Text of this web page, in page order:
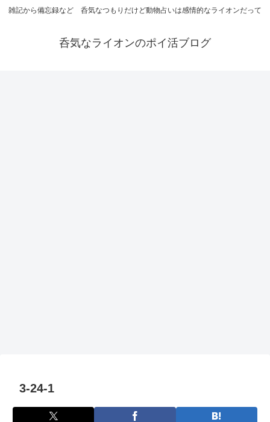
雑記から備忘録など 呑気なつもりだけど動物占いは感情的なライオンだって
呑気なライオンのポイ活ブログ
3-24-1